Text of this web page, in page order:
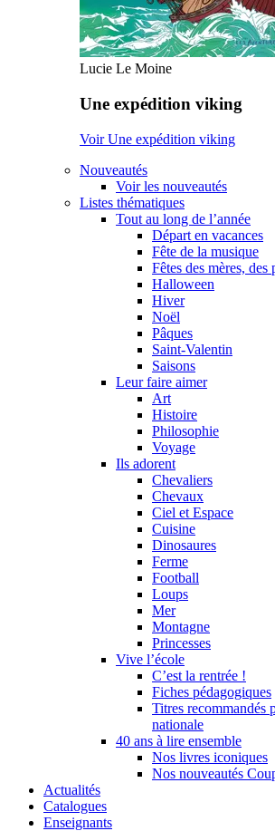
Lucie Le Moine
Une expédition viking
Voir Une expédition viking
Nouveautés
Voir les nouveautés
Listes thématiques
Tout au long de l’année
Départ en vacances
Fête de la musique
Fêtes des mères,
Halloween
Hiver
Noël
Pâques
Saint-Valentin
Saisons
Leur faire aimer
Art
Histoire
Philosophie
Voyage
Ils adorent
Chevaliers
Chevaux
Ciel et Espace
Cuisine
Dinosaures
Ferme
Football
Loups
Mer
Montagne
Princesses
Vive l’école
C’est la rentrée !
Fiches pédagogiques
Titres recommandés
nationale
40 ans à lire ensemble
Nos livres iconiques
Nos nouveautés
Actualités
Catalogues
Enseignants